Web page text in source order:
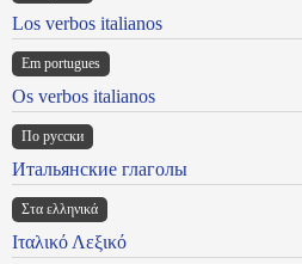
Los verbos italianos
Em portugues
Os verbos italianos
По русски
Итальянские глаголы
Στα ελληνικά
Ιταλικό Λεξικό